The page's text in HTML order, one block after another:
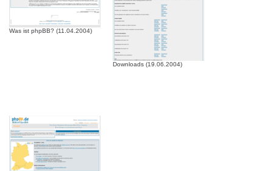
Was ist phpBB? (11.04.2004)
Downloads (19.06.2004)